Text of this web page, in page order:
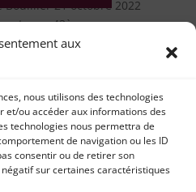
aux
nous utilisons des technologies
et/ou accéder aux informations des
technologies nous permettra de
de navigation ou les ID
consentir ou de retirer son
sur certaines caractéristiques
Bouillier 21 octobre 2022
ma 43ème...